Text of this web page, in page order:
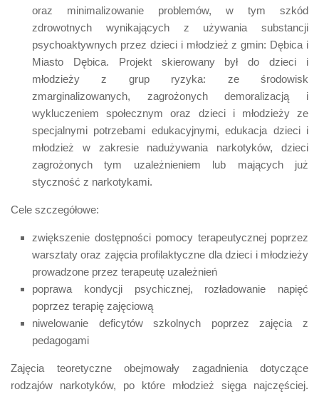
oraz minimalizowanie problemów, w tym szkód
zdrowotnych wynikających z używania substancji
psychoaktywnych przez dzieci i młodzież z gmin: Dębica i
Miasto Dębica. Projekt skierowany był do dzieci i
młodzieży z grup ryzyka: ze środowisk
zmarginalizowanych, zagrożonych demoralizacją i
wykluczeniem społecznym oraz dzieci i młodzieży ze
specjalnymi potrzebami edukacyjnymi, edukacja dzieci i
młodzież w zakresie nadużywania narkotyków, dzieci
zagrożonych tym uzależnieniem lub mających już
styczność z narkotykami.
Cele szczegółowe:
zwiększenie dostępności pomocy terapeutycznej poprzez
warsztaty oraz zajęcia profilaktyczne dla dzieci i młodzieży
prowadzone przez terapeutę uzależnień
poprawa kondycji psychicznej, rozładowanie napięć
poprzez terapię zajęciową
niwelowanie deficytów szkolnych poprzez zajęcia z
pedagogami
Zajęcia teoretyczne obejmowały zagadnienia dotyczące
rodzajów narkotyków, po które młodzież sięga najczęściej.